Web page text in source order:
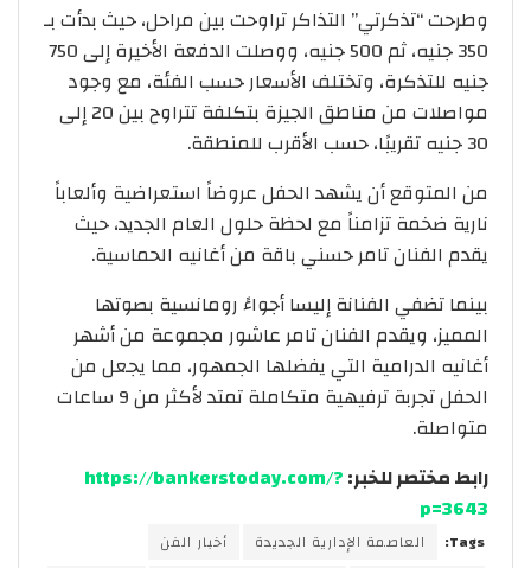
وطرحت “تذكرتي” التذاكر تراوحت بين مراحل، حيث بدأت بـ
350 جنيه، ثم 500 جنيه، ووصلت الدفعة الأخيرة إلى 750
جنيه للتذكرة، وتختلف الأسعار حسب الفئة، مع وجود
مواصلات من مناطق الجيزة بتكلفة تتراوح بين 20 إلى
30 جنيه تقريبًا، حسب الأقرب للمنطقة.
من المتوقع أن يشهد الحفل عروضاً استعراضية وألعاباً
نارية ضخمة تزامناً مع لحظة حلول العام الجديد، حيث
يقدم الفنان تامر حسني باقة من أغانيه الحماسية.
بينما تضفي الفنانة إليسا أجواءً رومانسية بصوتها
المميز، ويقدم الفنان تامر عاشور مجموعة من أشهر
أغانيه الدرامية التي يفضلها الجمهور، مما يجعل من
الحفل تجربة ترفيهية متكاملة تمتد لأكثر من 9 ساعات
متواصلة.
رابط مختصر للخبر:https://bankerstoday.com/?
p=3643
Tags: العاصمة الإدارية الجديدة
أخبار الفن